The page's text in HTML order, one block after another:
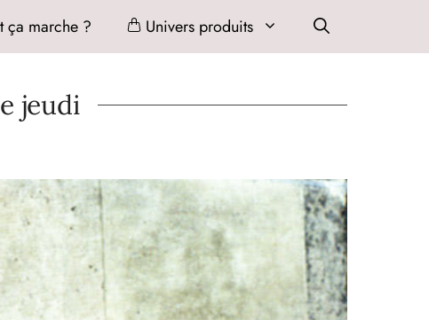
ça marche ? Univers produits
jeudi